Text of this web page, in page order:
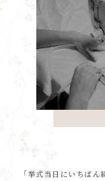
「挙式当日にいちばん